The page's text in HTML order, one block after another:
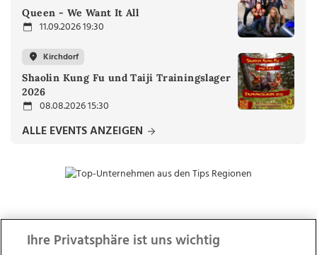
Queen - We Want It All
11.09.2026 19:30
Kirchdorf
Shaolin Kung Fu und Taiji Trainingslager
2026
08.08.2026 15:30
ALLE EVENTS ANZEIGEN
ZUR NACHRICHTENÜBERSICHT
Ihre Privatsphäre ist uns wichtig